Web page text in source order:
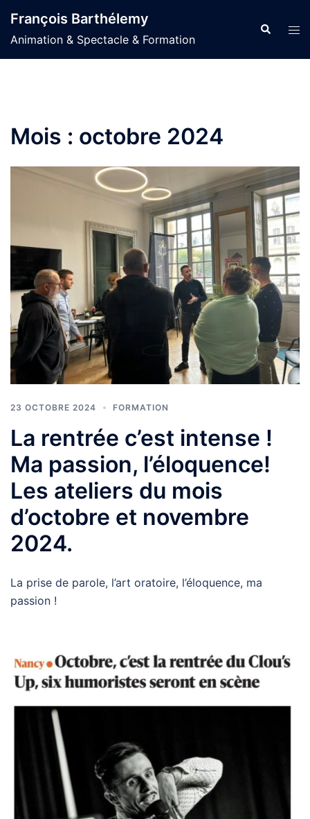
au
contenu
François Barthélemy
Animation & Spectacle & Formation
Mois : octobre 2024
23 OCTOBRE 2024 FORMATION
La rentrée c’est intense !
Ma passion, l’éloquence!
Les ateliers du mois
d’octobre et novembre
2024.
La prise de parole, l’art oratoire, l’éloquence, ma
passion !